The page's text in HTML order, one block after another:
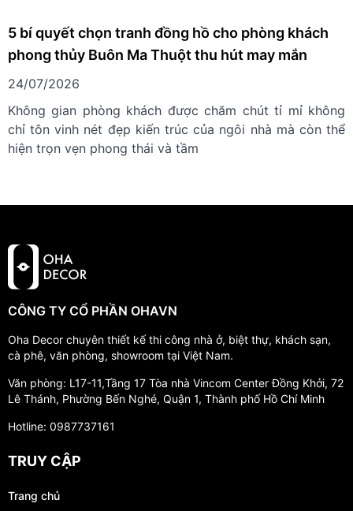
5 bí quyết chọn tranh đồng hồ cho phòng khách
phong thủy Buôn Ma Thuột thu hút may mắn
24/07/2026
Không gian phòng khách được chăm chút tỉ mỉ không
chỉ tôn vinh nét đẹp kiến trúc của ngôi nhà mà còn thể
hiện trọn vẹn phong thái và tầm
CÔNG TY CỔ PHẦN OHAVN
Oha Decor chuyên thiết kế thi công nhà ở, biệt thự, khách sạn,
cà phê, văn phòng, showroom tại Việt Nam.
Văn phòng: L17-11,Tầng 17 Tòa nhà Vincom Center Đồng Khởi, 72
Lê Thánh, Phường Bến Nghé, Quận 1, Thành phố Hồ Chí Minh
Hotline: 0987737161
TRUY CẬP
Trang chủ